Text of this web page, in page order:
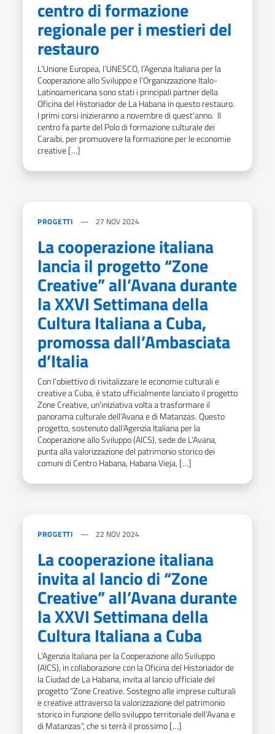
centro di formazione
regionale per i mestieri del
restauro
L’Unione Europea, l’UNESCO, l’Agenzia Italiana per la
Cooperazione allo Sviluppo e l’Organizzazione Italo-
Latinoamericana sono stati i principali partner della
Oficina del Historiador de La Habana in questo restauro.
I primi corsi inizieranno a novembre di quest’anno. Il
centro fa parte del Polo di formazione culturale dei
Caraibi, per promuovere la formazione per le economie
creative […]
PROGETTI 27 NOV 2024
La cooperazione italiana
lancia il progetto “Zone
Creative” all’Avana durante
la XXVI Settimana della
Cultura Italiana a Cuba,
promossa dall’Ambasciata
d’Italia
Con l’obiettivo di rivitalizzare le economie culturali e
creative a Cuba, è stato ufficialmente lanciato il progetto
Zone Creative, un’iniziativa volta a trasformare il
panorama culturale dell’Avana e di Matanzas. Questo
progetto, sostenuto dall’Agenzia Italiana per la
Cooperazione allo Sviluppo (AICS), sede de L’Avana,
punta alla valorizzazione del patrimonio storico dei
comuni di Centro Habana, Habana Vieja, […]
PROGETTI 22 NOV 2024
La cooperazione italiana
invita al lancio di “Zone
Creative” all’Avana durante
la XXVI Settimana della
Cultura Italiana a Cuba
L’Agenzia Italiana per la Cooperazione allo Sviluppo
(AICS), in collaborazione con la Oficina del Historiador de
la Ciudad de La Habana, invita al lancio ufficiale del
progetto “Zone Creative. Sostegno alle imprese culturali
e creative attraverso la valorizzazione del patrimonio
storico in funzione dello sviluppo territoriale dell’Avana e
di Matanzas”, che si terrà il prossimo […]